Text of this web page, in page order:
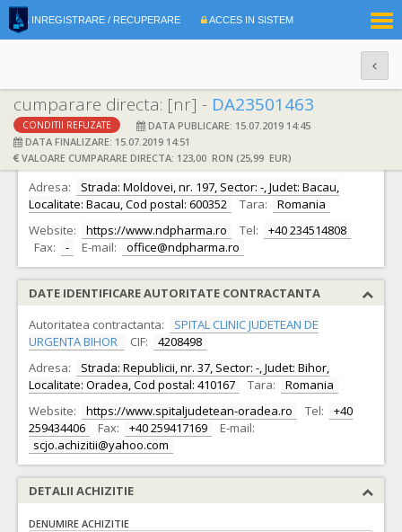
INREGISTRARE / RECUPERARE ACCES IN SISTEM
cumparare directa: [nr] - DA23501463
CONDITII REFUZATE
DATA PUBLICARE: 15.07.2019 14:45
DATA FINALIZARE: 15.07.2019 14:51
VALOARE CUMPARARE DIRECTA: 123,00 RON (25,99 EUR)
DATE IDENTIFICARE OFERTANT
Ofertant: S.C. ND PHARMA S.R.L. S.R.L. CIF: 22082443
Adresa:
Strada: Moldovei, nr. 197, Sector: -, Judet: Bacau,
Localitate: Bacau, Cod postal: 600352
Tara:
Romania
Website:
https://www.ndpharma.ro Tel:
+40 234514808
Fax:
- E-mail: office@ndpharma.ro
DATE IDENTIFICARE AUTORITATE CONTRACTANTA
Autoritatea contractanta:
SPITAL CLINIC JUDETEAN DE
URGENTA BIHOR
CIF:
4208498
Adresa:
Strada: Republicii, nr. 37, Sector: -, Judet: Bihor,
Localitate: Oradea, Cod postal: 410167
Tara:
Romania
Website:
https://www.spitaljudetean-oradea.ro Tel:
+40
259434406
Fax: +40 259417169
E-mail:
scjo.achizitii@yahoo.com
DETALII ACHIZITIE
DENUMIRE ACHIZITIE